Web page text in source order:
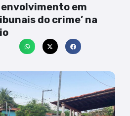
envolvimento em
do crime’ na